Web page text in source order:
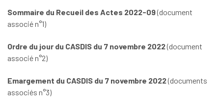
Sommaire du Recueil des Actes 2022-09(document
associé n°1)
Ordre du jour du CASDIS du 7 novembre 2022(document
associé n°2)
Emargement du CASDIS du 7 novembre 2022(documents
associés n°3)